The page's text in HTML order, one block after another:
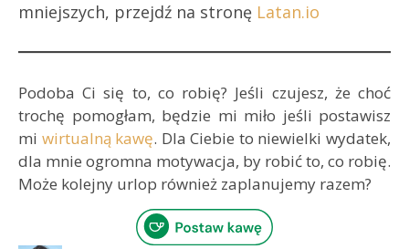
mniejszych, przejdź na stronę Latan.io
Podoba Ci się to, co robię? Jeśli czujesz, że choć
trochę pomogłam, będzie mi miło jeśli postawisz
mi wirtualną kawę. Dla Ciebie to niewielki wydatek,
dla mnie ogromna motywacja, by robić to, co robię.
Może kolejny urlop również zaplanujemy razem?